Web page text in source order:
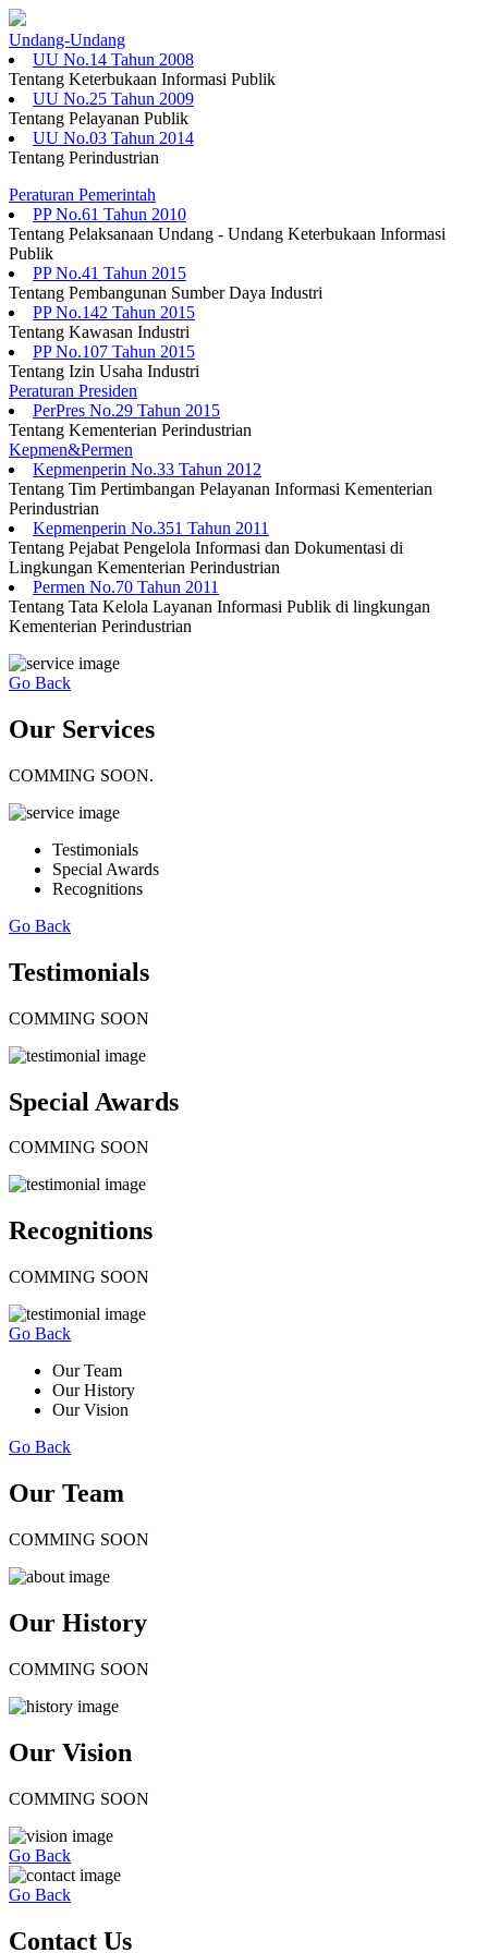
Undang-Undang
UU No.14 Tahun 2008
Tentang Keterbukaan Informasi Publik
UU No.25 Tahun 2009
Tentang Pelayanan Publik
UU No.03 Tahun 2014
Tentang Perindustrian
Peraturan Pemerintah
PP No.61 Tahun 2010
Tentang Pelaksanaan Undang - Undang Keterbukaan Informasi
Publik
PP No.41 Tahun 2015
Tentang Pembangunan Sumber Daya Industri
PP No.142 Tahun 2015
Tentang Kawasan Industri
PP No.107 Tahun 2015
Tentang Izin Usaha Industri
Peraturan Presiden
PerPres No.29 Tahun 2015
Tentang Kementerian Perindustrian
Kepmen&Permen
Kepmenperin No.33 Tahun 2012
Tentang Tim Pertimbangan Pelayanan Informasi Kementerian
Perindustrian
Kepmenperin No.351 Tahun 2011
Tentang Pejabat Pengelola Informasi dan Dokumentasi di
Lingkungan Kementerian Perindustrian
Permen No.70 Tahun 2011
Tentang Tata Kelola Layanan Informasi Publik di lingkungan
Kementerian Perindustrian
Go Back
Our Services
COMMING SOON.
Testimonials
Special Awards
Recognitions
Go Back
Testimonials
COMMING SOON
Special Awards
COMMING SOON
Recognitions
COMMING SOON
Go Back
Our Team
Our History
Our Vision
Go Back
Our Team
COMMING SOON
Our History
COMMING SOON
Our Vision
COMMING SOON
Go Back
Go Back
Contact Us